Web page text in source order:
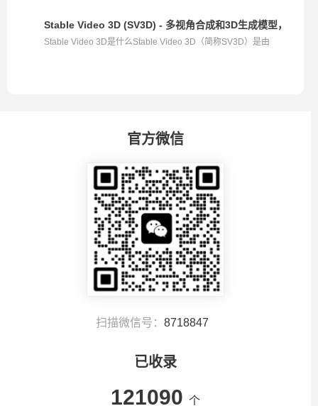
Stable Video 3D (SV3D) - 多视角合成和3D生成模型，由
Stable Video 3D是什么Stable Video 3D（简称SV3D）是由
官方微信
扫描微信号： 8718847
已收录
121090 个